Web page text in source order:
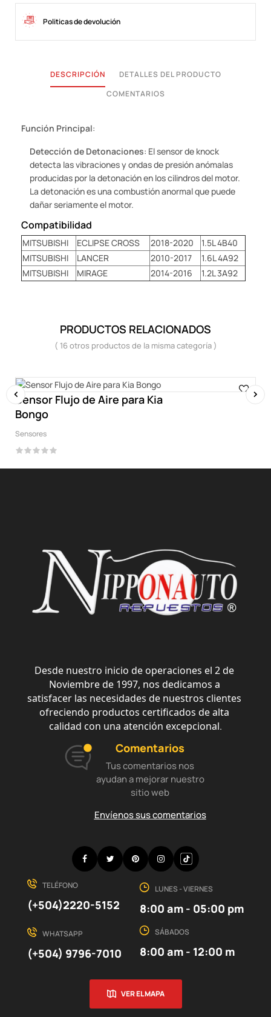
Politicas de devolución
DESCRIPCIÓN
DETALLES DEL PRODUCTO
COMENTARIOS
Función Principal:
Detección de Detonaciones: El sensor de knock
detecta las vibraciones y ondas de presión anómalas
producidas por la detonación en los cilindros del motor.
La detonación es una combustión anormal que puede
dañar seriamente el motor.
Compatibilidad
MITSUBISHI ECLIPSE CROSS 2018-2020
1.5L 4B40
MITSUBISHI
LANCER 2010-2017
1.6L 4A92
MITSUBISHI
MIRAGE 2014-2016 1.2L 3A92
PRODUCTOS RELACIONADOS
( 16 otros productos de la misma categoría )
Sensor Flujo de Aire para Kia
Bongo
Sensores
‹
Desde nuestro inicio de operaciones el 2 de
Noviembre de 1997, nos dedicamos a
satisfacer las necesidades de nuestros clientes
ofreciendo productos certificados de alta
calidad con una atención excepcional.
Comentarios
Tus comentarios nos
ayudan a mejorar nuestro
sitio web
Envíenos sus comentarios
TELÉFONO
(+504)2220-5152
WHATSAPP
(+504) 9796-7010
LUNES - VIERNES
8:00 am - 05:00 pm
SÁBADOS
8:00 am - 12:00 m
VER EL MAPA
FacebookTwitterPinterestInstagram
Discord